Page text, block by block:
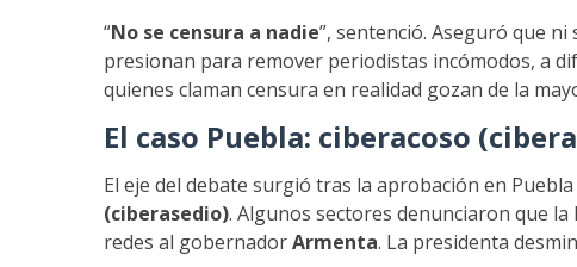
“No se censura a nadie”, sentenció. Aseguró que
presionan para remover periodistas incómodos, a
quienes claman censura en realidad gozan de la
El caso Puebla: ciberacoso
El eje del debate surgió tras la aprobación en
(ciberasedio). Algunos sectores denunciaron que
redes al gobernadorArmenta. La presidenta